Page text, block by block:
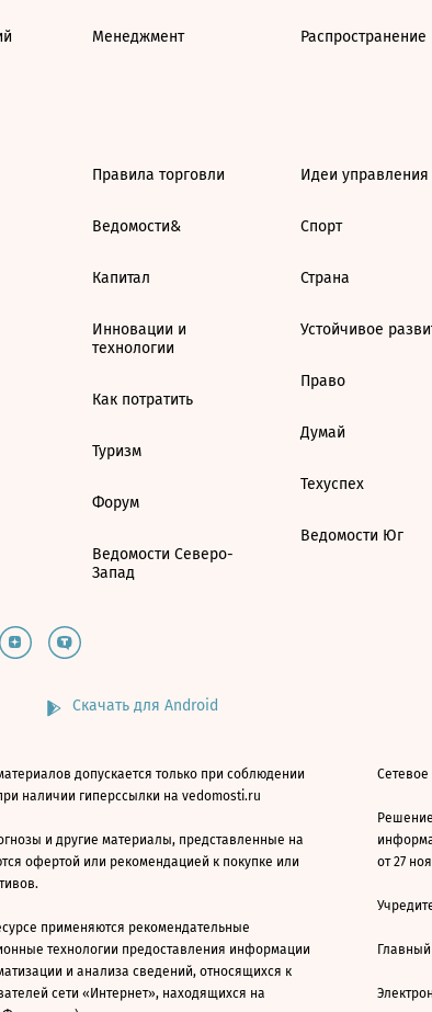
Менеджмент Распространение
Правила торговли
Ведомости&
Капитал
Инновации и
технологии
Как потратить
Туризм
Форум
Ведомости Северо-
Запад
Идеи управления
Спорт
Страна
Устойчивое
Право
Думай
Техуспех
Ведомости Юг
Скачать для Android
допускается только при соблюдении
наличии гиперссылки на vedomosti.ru
и другие материалы, представленные на
офертой или рекомендацией к покупке или
применяются рекомендательные
технологии предоставления информации
и анализа сведений, относящихся к
сети «Интернет», находящихся на
от 27